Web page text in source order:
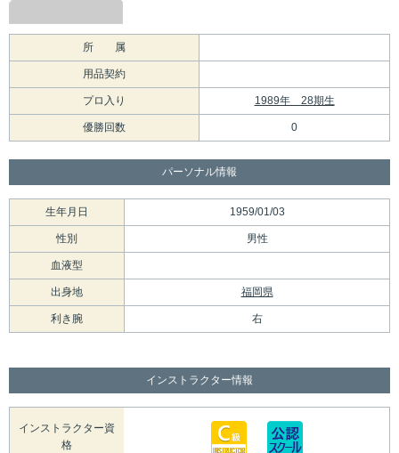
所 属
用品契約
プロ入り 1989年 28期生
優勝回数 0
パーソナル情報
生年月日 1959/01/03
性別 男性
血液型
出身地 福岡県
利き腕 右
インストラクター情報
インストラクター資
格